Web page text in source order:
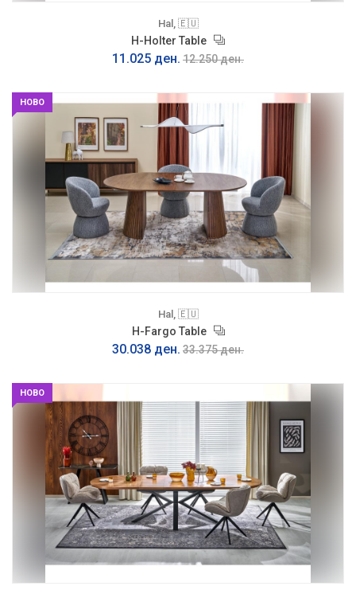
Hal, 🇪🇺
H-Holter Table
11.025 ден. 12.250 ден.
НОВО
Hal, 🇪🇺
H-Fargo Table
30.038 ден. 33.375 ден.
НОВО